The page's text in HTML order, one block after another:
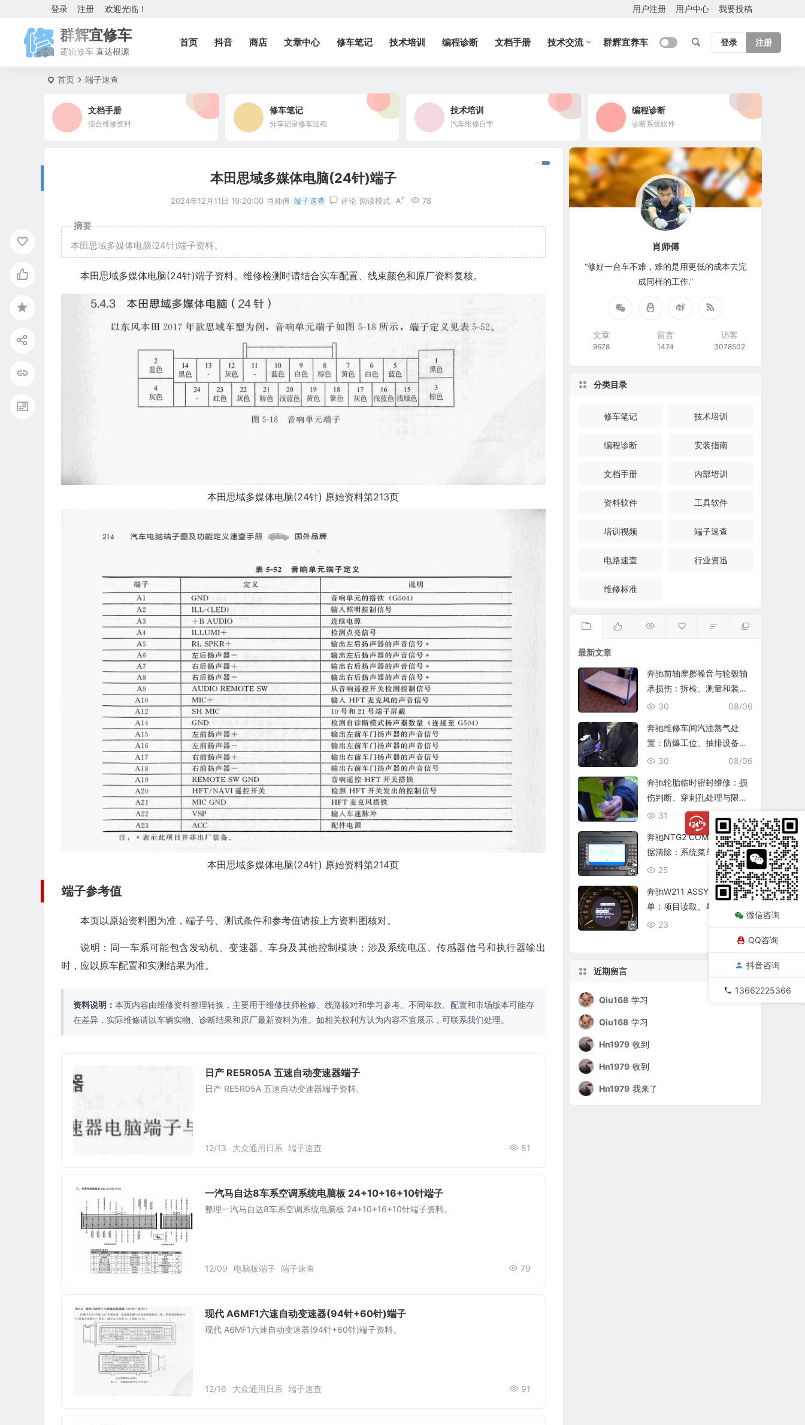
欢迎光临！
登录 注册 用户注册 用户中心 我要投稿
群辉宜修车
逻辑修车 直达根源
首页 抖音 商店 文章中心 修车笔记 技术培训 编程诊断 文档手册 技术交流 群辉宜养车 登录 注册
首页 端子速查
文档手册
综合维修资料
修车笔记
分享记录修车过程
技术培训
汽车维修自学
编程诊断
诊断系统软件
本田思域多媒体电脑(24针)端子
2024年12月11日 19:20:00 肖师傅 端子速查 评论 78
阅读模式
摘要
本田思域多媒体电脑(24针)端子资料。
本田思域多媒体电脑(24针)端子资料。维修检测时请结合实车配置、线束颜色和原厂资料复核。
本田思域多媒体电脑(24针) 原始资料第213页
本田思域多媒体电脑(24针) 原始资料第214页
端子参考值
本页以原始资料图为准，端子号、测试条件和参考值请按上方资料图核对。
说明：同一车系可能包含发动机、变速器、车身及其他控制模块；涉及系统电压、传感器信号和执行器输出
时，应以原车配置和实测结果为准。
资料说明： 本页内容由维修资料整理转换，主要用于维修技师检修、线路核对和学习参考。不同年款、配置和市场版本可能存
在差异，实际维修请以车辆实物、诊断结果和原厂最新资料为准。如相关权利方认为内容不宜展示，可联系我们处理。
日产 RE5R05A 五速自动变速器端子
日产 RE5R05A 五速自动变速器端子资料。
12/13 81
大众通用日系 端子速查
一汽马自达8车系空调系统电脑板 24+10+16+10针端子
整理一汽马自达8车系空调系统电脑板 24+10+16+10针端子资料。
12/09 79
电脑板端子 端子速查
现代 A6MF1六速自动变速器(94针+60针)端子
现代 A6MF1六速自动变速器(94针+60针)端子资料。
12/16 91
大众通用日系 端子速查
肖师傅
“修好一台车不难，难的是用更低的成本去完
成同样的工作.”
文章
9678
留言
1474
访客
3078502
分类目录
修车笔记 技术培训
编程诊断 安装指南
文档手册 内部培训
资料软件 工具软件
培训视频 端子速查
电路速查 行业资迅
维修标准
最新文章
奔驰前轴摩擦噪音与轮毂轴
承损伤：拆检、测量和装复
复查
08/06
30
奔驰维修车间汽油蒸气处
置：防爆工位、抽排设备与
燃油收集
08/06
30
奔驰轮胎临时密封维修：损
伤判断、穿刺孔处理与限速
复查
08/06
31
奔驰NTG2 COMAND个人数
据清除：系统菜单、恢复出
厂与结果确认
08/06
25
奔驰W211 ASSYST保养菜
单：项目读取、单项确认与
复位核查
23
近期留言
Qiu168 学习
Qiu168 学习
Hn1979 收到
Hn1979 收到
Hn1979 我来了
微信咨询
QQ咨询
抖音咨询
13662225366